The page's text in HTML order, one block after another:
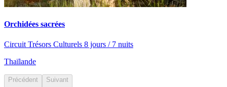
Orchidées sacrées
Circuit Trésors Culturels 8 jours / 7 nuits
Thaïlande
Précédent Suivant